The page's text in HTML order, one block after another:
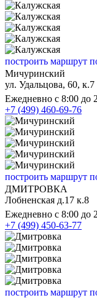
построить маршрут
Мичуринский
ул. Удальцова, 60, к.7
Ежедневно с 8:00 до
+7 (499) 460-69-76
построить маршрут
ДМИТРОВКА
Лобненская д.17 к.8
Ежедневно с 8:00 до
+7 (499) 450-63-77
построить маршрут